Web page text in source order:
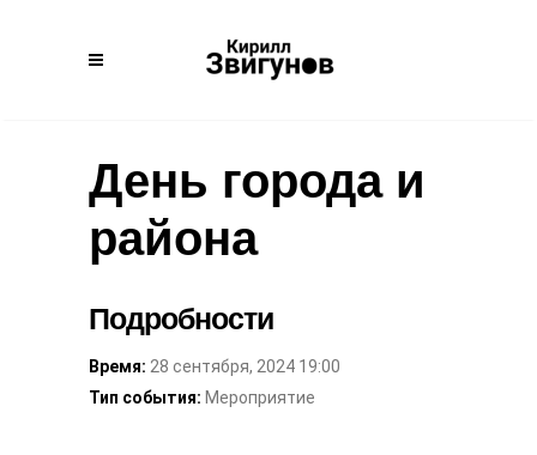
День города и
района
Подробности
Время: 28 сентября, 2024 19:00
Тип события: Мероприятие